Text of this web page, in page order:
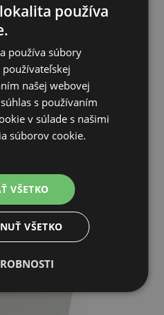
Premium
KOŠÍKA
používa
používa súbory
našej webovej
s používaním
v súlade s našimi
súborov cookie.
VŠETKO
VŠETKO